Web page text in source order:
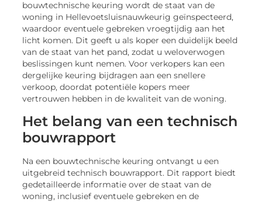
bouwtechnische keuring wordt de staat van de
woning in Hellevoetsluisnauwkeurig geïnspecteerd,
waardoor eventuele gebreken vroegtijdig aan het
licht komen. Dit geeft u als koper een duidelijk beeld
van de staat van het pand, zodat u weloverwogen
beslissingen kunt nemen. Voor verkopers kan een
dergelijke keuring bijdragen aan een snellere
verkoop, doordat potentiële kopers meer
vertrouwen hebben in de kwaliteit van de woning.
Het belang van een technisch
bouwrapport
Na een bouwtechnische keuring ontvangt u een
uitgebreid technisch bouwrapport. Dit rapport biedt
gedetailleerde informatie over de staat van de
woning, inclusief eventuele gebreken en de